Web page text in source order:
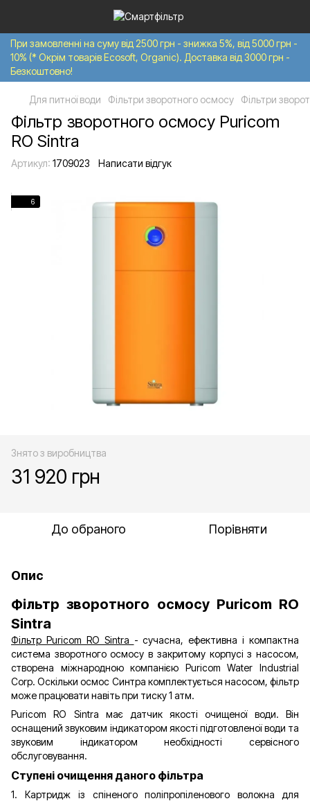
При замовленні на суму від 2500 грн - знижка 5%, від 5000 грн -
10% (* Окрім товарів Ecosoft, Organic). Доставка від 3000 грн -
Безкоштовно!
Для питної води Фільтри зворотного осмосу Фільтри
Фільтр зворотного осмосу Puricom
RO Sintra
Артикул: 1709023 Написати відгук
6
Знято з виробництва
31 920 грн
До обраного Порівняти
Опис
Фільтр зворотного осмосу Puricom RO
Sintra
Фільтр Puricom RO Sintra - сучасна, ефективна і компактна
система зворотного осмосу в закритому корпусі з насосом,
створена міжнародною компанією Puricom Water Industrial
Corp. Оскільки осмос Синтра комплектується насосом, фільтр
може працювати навіть при тиску 1 атм.
Puricom RO Sintra має датчик якості очищеної води. Він
оснащений звуковим індикатором якості підготовленої води та
звуковим індикатором необхідності сервісного
обслуговування.
Ступені очищення даного фільтра
1. Картридж із спіненого поліпропіленового волокна для